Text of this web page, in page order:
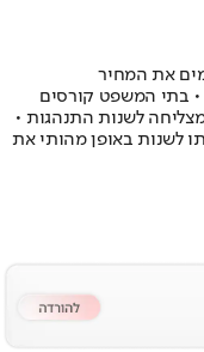
את המחיר
בתי המשפט קורסים
לשנות התנהגות •
לשנות באופן מהותי את